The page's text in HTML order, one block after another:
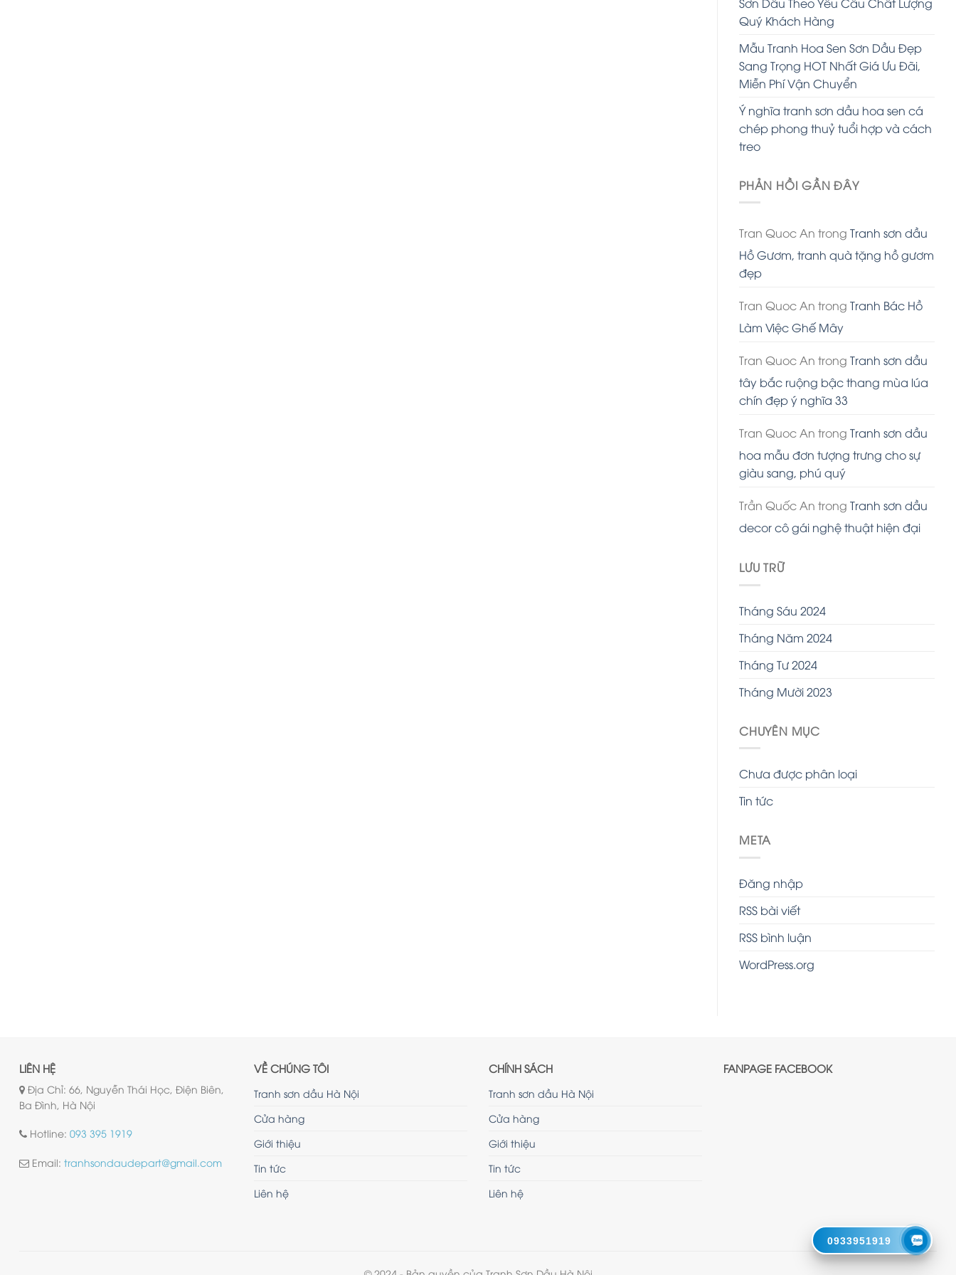
Quý Khách Hàng
Mẫu Tranh Hoa Sen Sơn Dầu Đẹp
Sang Trọng HOT Nhất Giá Ưu Đãi,
Miễn Phí Vận Chuyển
Ý nghĩa tranh sơn dầu hoa sen cá
chép phong thuỷ tuổi hợp và cách
treo
PHẢN HỒI GẦN ĐÂY
Tran Quoc An trong Tranh sơn dầu
Hồ Gươm, tranh quà tặng hồ gươm
đẹp
Tran Quoc An trong Tranh Bác Hồ
Làm Việc Ghế Mây
Tran Quoc An trong Tranh sơn dầu
tây bắc ruộng bậc thang mùa lúa
chín đẹp ý nghĩa 33
Tran Quoc An trong Tranh sơn dầu
hoa mẫu đơn tượng trưng cho sự
giàu sang, phú quý
Trần Quốc An trong Tranh sơn dầu
decor cô gái nghệ thuật hiện đại
LƯU TRỮ
Tháng Sáu 2024
Tháng Năm 2024
Tháng Tư 2024
Tháng Mười 2023
CHUYÊN MỤC
Chưa được phân loại
Tin tức
META
Đăng nhập
RSS bài viết
RSS bình luận
WordPress.org
LIÊN HỆ
Địa Chỉ: 66, Nguyễn Thái Học, Điện Biên,
Ba Đình, Hà Nội
Hotline: 093 395 1919
Email: tranhsondaudepart@gmail.com
VỀ CHÚNG TÔI
Tranh sơn dầu Hà Nội
Cửa hàng
Giới thiệu
Tin tức
Liên hệ
CHÍNH SÁCH
Tranh sơn dầu Hà Nội
Cửa hàng
Giới thiệu
Tin tức
Liên hệ
FANPAGE FACEBOOK
0933951919